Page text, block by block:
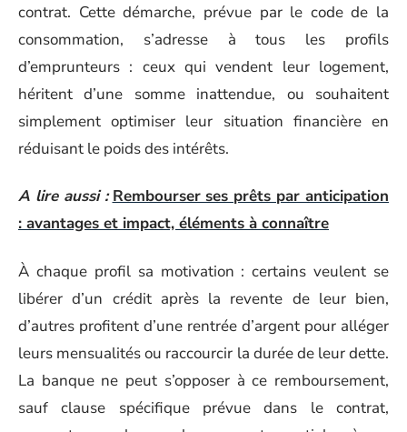
contrat. Cette démarche, prévue par le code de la
consommation, s’adresse à tous les profils
d’emprunteurs : ceux qui vendent leur logement,
héritent d’une somme inattendue, ou souhaitent
simplement optimiser leur situation financière en
réduisant le poids des intérêts.
A lire aussi : Rembourser ses prêts par anticipation
: avantages et impact, éléments à connaître
À chaque profil sa motivation : certains veulent se
libérer d’un crédit après la revente de leur bien,
d’autres profitent d’une rentrée d’argent pour alléger
leurs mensualités ou raccourcir la durée de leur dette.
La banque ne peut s’opposer à ce remboursement,
sauf clause spécifique prévue dans le contrat,